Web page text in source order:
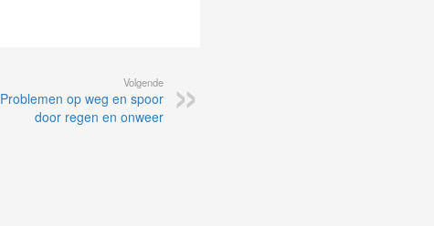
Volgende
Problemen op weg en spoor
door regen en onweer